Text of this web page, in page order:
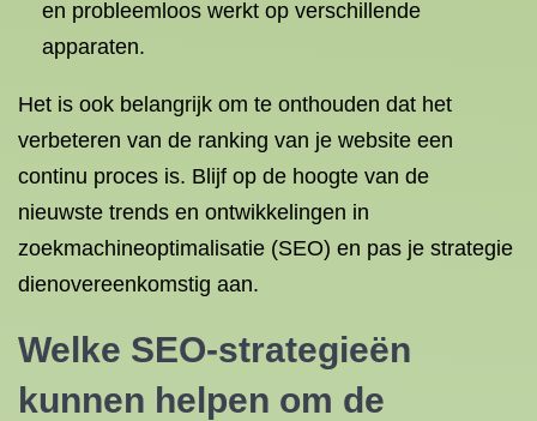
en probleemloos werkt op verschillende
apparaten.
Het is ook belangrijk om te onthouden dat het
verbeteren van de ranking van je website een
continu proces is. Blijf op de hoogte van de
nieuwste trends en ontwikkelingen in
zoekmachineoptimalisatie (SEO) en pas je strategie
dienovereenkomstig aan.
Welke SEO-strategieën
kunnen helpen om de